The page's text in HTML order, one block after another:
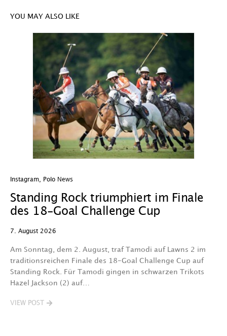
YOU MAY ALSO LIKE
Instagram Polo News
Standing Rock triumphiert im Finale
des 18-Goal Challenge Cup
7. August 2026
Am Sonntag, dem 2. August, traf Tamodi auf Lawns 2 im
traditionsreichen Finale des 18-Goal Challenge Cup auf
Standing Rock. Für Tamodi gingen in schwarzen Trikots
Hazel Jackson (2) auf…
VIEW POST